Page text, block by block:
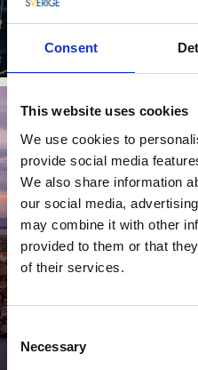
Consent
This website uses cookies
We use cookies to
provide social media
We also share information
our social media,
may combine it with other
provided to them or that
of their services.
Consent
Selection
Necessary
Les communautés
Lisez plus